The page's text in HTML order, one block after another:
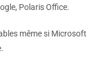
Polaris Office.
même si Microsoft